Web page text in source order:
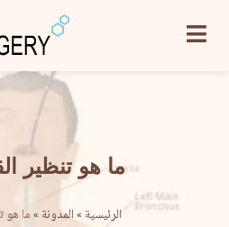
ما هو تنظير
الرئيسية»المدونة»ما هو